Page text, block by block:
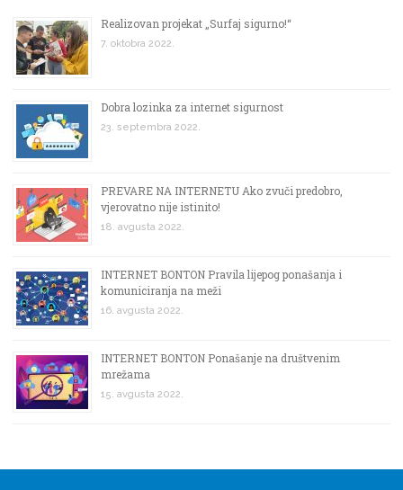
l
a
n
a
Realizovan projekat „Surfaj sigurno!“
7. oktobra 2022.
Dobra lozinka za internet sigurnost
23. septembra 2022.
PREVARE NA INTERNETU Ako zvuči predobro,
vjerovatno nije istinito!
18. avgusta 2022.
INTERNET BONTON Pravila lijepog ponašanja i
komuniciranja na meži
16. avgusta 2022.
INTERNET BONTON Ponašanje na društvenim
mrežama
15. avgusta 2022.